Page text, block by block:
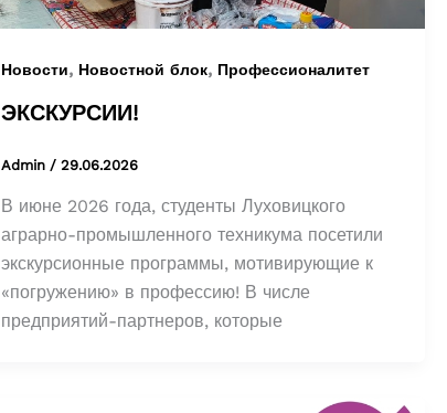
Новости, Новостной блок, Профессионалитет
ЭКСКУРСИИ!
Admin / 29.06.2026
В июне 2026 года, студенты Луховицкого
аграрно-промышленного техникума посетили
экскурсионные программы, мотивирующие к
«погружению» в профессию! В числе
предприятий-партнеров, которые